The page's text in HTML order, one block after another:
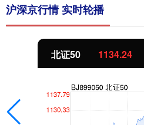
沪深京行情 实时轮播
北证50 1134.24